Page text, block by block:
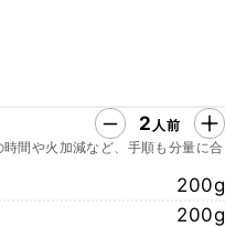
2 人前
間や火加減など、手順も分量に合
200g
200g